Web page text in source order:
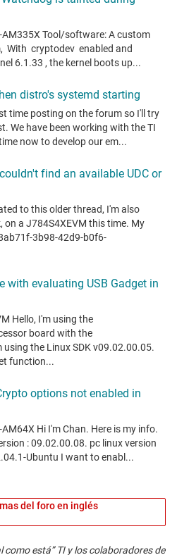
del foro en inglés
está” TI y los colaboradores de